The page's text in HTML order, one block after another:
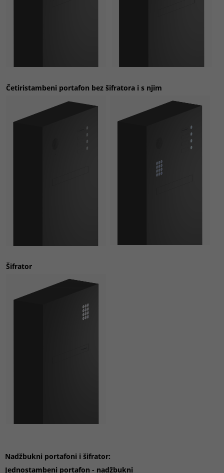
Četiristambeni portafon bez šifratora i s njim
Šifrator
Nadžbukni portafoni i šifrator:
Jednostambeni portafon - nadžbukni